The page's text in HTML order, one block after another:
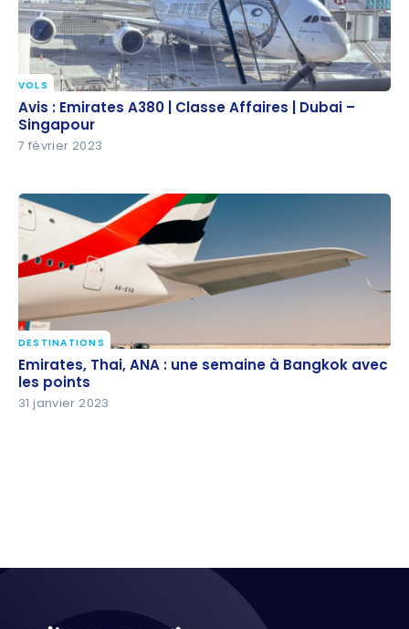
Avis : Emirates A380 | Classe Affaires | Dubai –
Singapour
VOLS
Avis : Emirates A380 | Classe Affaires | Dubai –
Singapour
7 février 2023
Emirates, Thai, ANA : une semaine à Bangkok avec
les points
DESTINATIONS
Emirates, Thai, ANA : une semaine à Bangkok avec
les points
31 janvier 2023